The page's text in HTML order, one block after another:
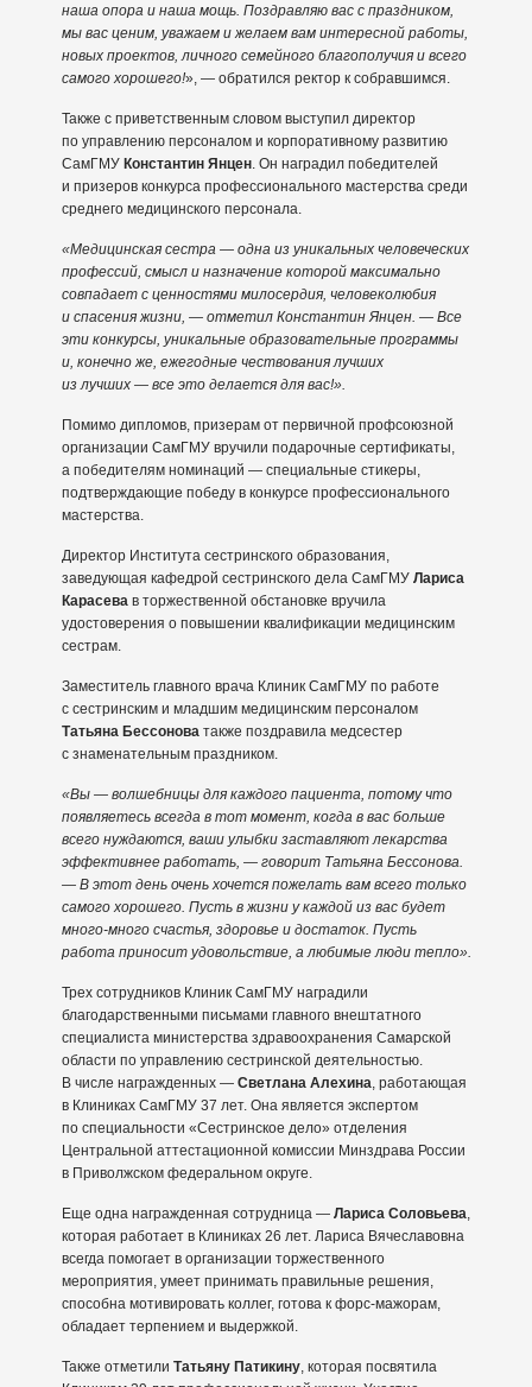
наша опора и наша мощь. Поздравляю вас с праздником,
мы вас ценим, уважаем и желаем вам интересной работы,
новых проектов, личного семейного благополучия и всего
самого хорошего!», — обратился ректор к собравшимся.
Также с приветственным словом выступил директор
по управлению персоналом и корпоративному развитию
СамГМУ Константин Янцен. Он наградил победителей
и призеров конкурса профессионального мастерства среди
среднего медицинского персонала.
«Медицинская сестра — одна из уникальных человеческих
профессий, смысл и назначение которой максимально
совпадает с ценностями милосердия, человеколюбия
и спасения жизни, — отметил Константин Янцен. — Все
эти конкурсы, уникальные образовательные программы
и, конечно же, ежегодные чествования лучших
из лучших — все это делается для вас!».
Помимо дипломов, призерам от первичной профсоюзной
организации СамГМУ вручили подарочные сертификаты,
а победителям номинаций — специальные стикеры,
подтверждающие победу в конкурсе профессионального
мастерства.
Директор Института сестринского образования,
заведующая кафедрой сестринского дела СамГМУ Лариса
Карасевав торжественной обстановке вручила
удостоверения о повышении квалификации медицинским
сестрам.
Заместитель главного врача Клиник СамГМУ по работе
с сестринским и младшим медицинским персоналом
Татьяна Бессонова также поздравила медсестер
с знаменательным праздником.
«Вы — волшебницы для каждого пациента, потому что
появляетесь всегда в тот момент, когда в вас больше
всего нуждаются, ваши улыбки заставляют лекарства
эффективнее работать, — говорит Татьяна Бессонова.
— В этот день очень хочется пожелать вам всего только
самого хорошего. Пусть в жизни у каждой из вас будет
много-много счастья, здоровье и достаток. Пусть
работа приносит удовольствие, а любимые люди тепло».
Трех сотрудников Клиник СамГМУ наградили
благодарственными письмами главного внештатного
специалиста министерства здравоохранения Самарской
области по управлению сестринской деятельностью.
В числе награжденных —Светлана Алехина, работающая
в Клиниках СамГМУ 37 лет. Она является экспертом
по специальности «Сестринское дело» отделения
Центральной аттестационной комиссии Минздрава России
в Приволжском федеральном округе.
Еще одна награжденная сотрудница —Лариса Соловьева,
которая работает в Клиниках 26 лет. Лариса Вячеславовна
всегда помогает в организации торжественного
мероприятия, умеет принимать правильные решения,
способна мотивировать коллег, готова к форс-мажорам,
обладает терпением и выдержкой.
Также отметили Татьяну Патикину, которая посвятила